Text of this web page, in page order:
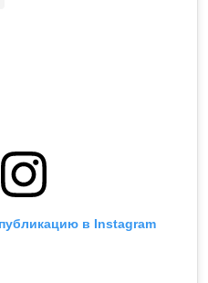
в Instagram